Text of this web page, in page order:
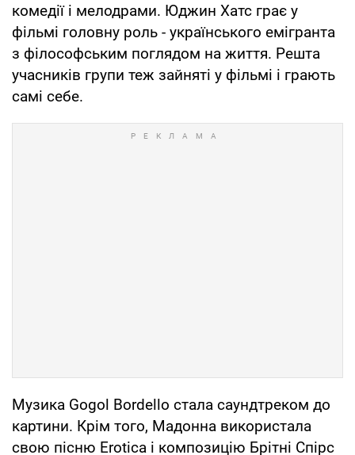
комедії і мелодрами. Юджин Хатс грає у
фільмі головну роль - українського емігранта
з філософським поглядом на життя. Решта
учасників групи теж зайняті у фільмі і грають
самі себе.
Музика Gogol Bordello стала саундтреком до
картини. Крім того, Мадонна використала
свою пісню Erotica і композицію Брітні Спірс